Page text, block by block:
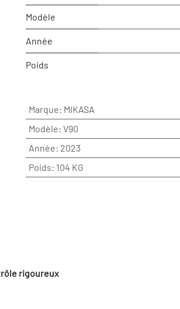
Modèle
Année
Poids
Marque: MIKASA
Modèle: V90
Année: 2023
Poids: 104 KG
rigoureux